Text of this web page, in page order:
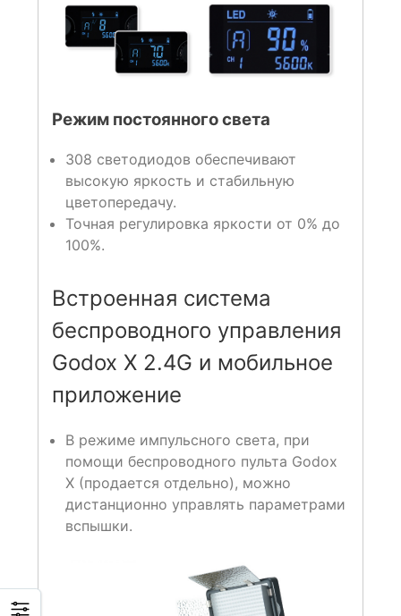
Режим постоянного света
308 светодиодов обеспечивают
высокую яркость и стабильную
цветопередачу.
Точная регулировка яркости от 0% до
100%.
Встроенная система
беспроводного управления
Godox X 2.4G и мобильное
приложение
В режиме импульсного света, при
помощи беспроводного пульта Godox
X (продается отдельно), можно
дистанционно управлять параметрами
вспышки.